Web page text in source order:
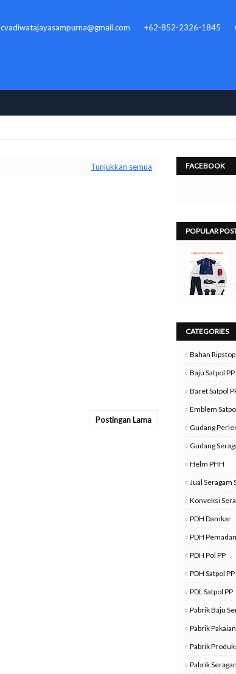
cvadiwatajayasampurna@gmail.com +62-852-2326-1845
Tunjukkan semua
Postingan Lama
FACEBOOK
POPULAR
CATEGORIES
Bahan Ripstop
Baju Satpol PP
Baret Satpol
Emblem
Gudang
Gudang
Helm PHH
Jual Seragam
Konveksi
PDH Damkar
PDH
PDH Pol PP
PDH Satpol PP
PDL Satpol PP
Pabrik Baju
Pabrik
Pabrik
Pabrik